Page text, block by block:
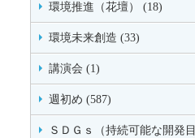
環境推進（花壇） (18)
環境未来創造 (33)
講演会 (1)
週初め (587)
ＳＤＧｓ（持続可能な開発目